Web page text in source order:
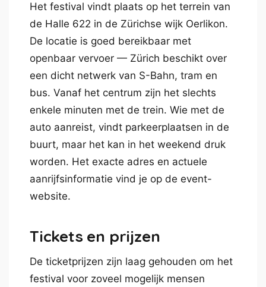
Het festival vindt plaats op het terrein van
de Halle 622 in de Zürichse wijk Oerlikon.
De locatie is goed bereikbaar met
openbaar vervoer — Zürich beschikt over
een dicht netwerk van S-Bahn, tram en
bus. Vanaf het centrum zijn het slechts
enkele minuten met de trein. Wie met de
auto aanreist, vindt parkeerplaatsen in de
buurt, maar het kan in het weekend druk
worden. Het exacte adres en actuele
aanrijfsinformatie vind je op de event-
website.
Tickets en prijzen
De ticketprijzen zijn laag gehouden om het
festival voor zoveel mogelijk mensen